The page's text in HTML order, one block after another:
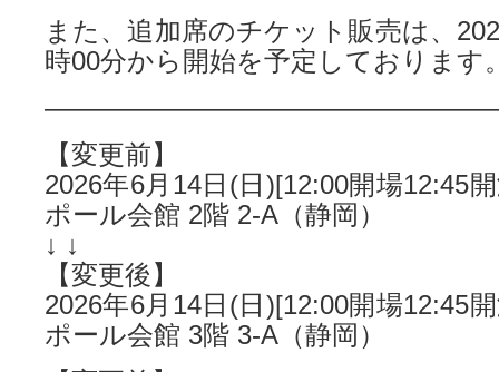
また、追加席のチケット販売は、
時00分から開始を予定しております
【変更前】
2026年6月14日(日)[12:00開場12:45
ポール会館 2階 2-A（静岡）
↓ ↓
【変更後】
2026年6月14日(日)[12:00開場12:45
ポール会館 3階 3-A（静岡）